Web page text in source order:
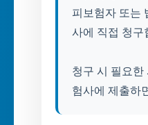
피보험자 또는
사에 직접 청구
청구 시 필요한
험사에 제출하